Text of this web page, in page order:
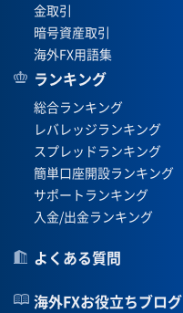
金取引
暗号資産取引
海外FX用語集
ランキング
総合ランキング
レバレッジランキング
スプレッドランキング
簡単口座開設ランキング
サポートランキング
入金/出金ランキング
よくある質問
海外FXお役立ちブログ